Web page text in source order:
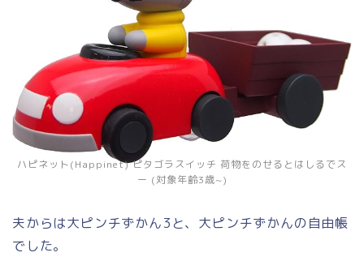
ハピネット(Happinet) ピタゴラスイッチ 荷物をのせるとはしるでス
ー (対象年齢3歳~)
夫からは大ピンチずかん3と、大ピンチずかんの自由帳
でした。